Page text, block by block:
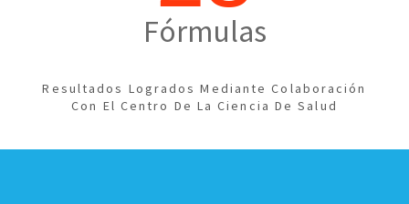
Fórmulas
Resultados Logrados Mediante Colaboración
Con El Centro De La Ciencia De Salud